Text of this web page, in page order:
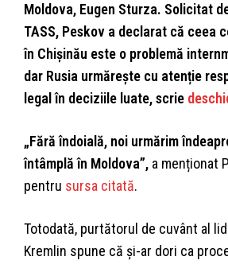
Moldova, Eugen Sturza. Solicitat
TASS, Peskov a declarat că ceea
în Chișinău este o problemă
dar Rusia urmărește cu atenție
legal în deciziile luate, scrie
„Fără îndoială, noi urmărim
întâmplă în Moldova”, a menționat
pentru sursa citată.
Totodată, purtătorul de cuvânt al
Kremlin spune că și-ar dori ca